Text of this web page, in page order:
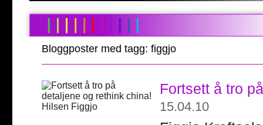
Bloggposter med tagg: figgjo
Fortsett å tro
15.04.10